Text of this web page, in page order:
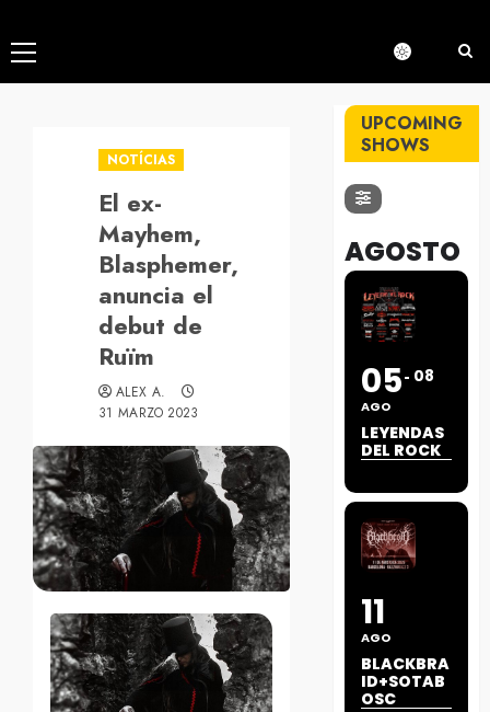
Menú
principal
NOTÍCIAS
El ex-
Mayhem,
Blasphemer,
anuncia el
debut de
Ruïm
ALEX A.
31 MARZO 2023
UPCOMING
SHOWS
AGOSTO
05
AGO
08
LEYENDAS
DEL ROCK
11
AGO
BLACKBRA
ID+SOTAB
OSC